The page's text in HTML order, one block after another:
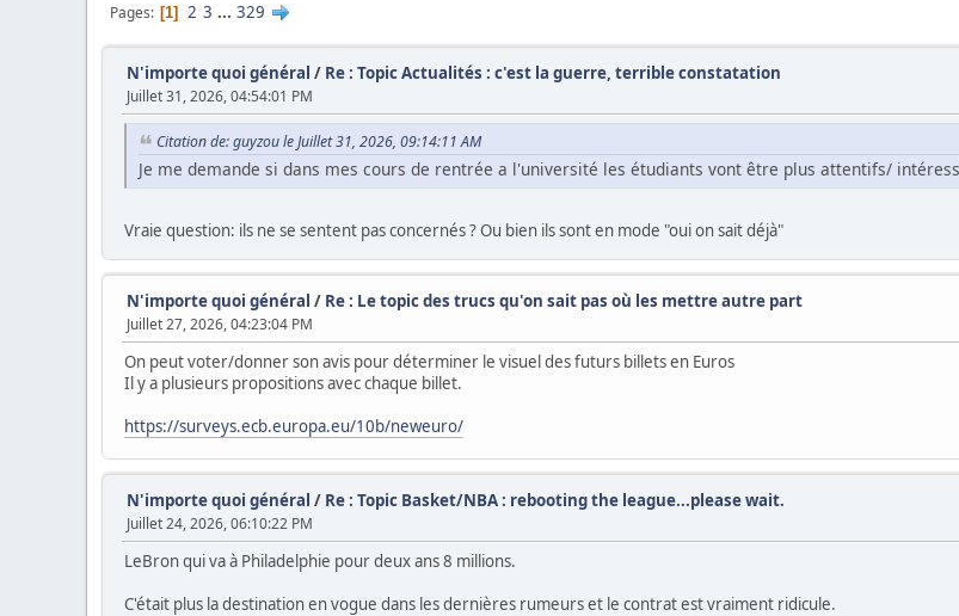
Pages 1 2 3 ... 329
N'importe quoi général / Re : Topic Actualités : c'est la guerre, terrible constatation
Juillet 31, 2026, 04:54:01 PM
Citation de: guyzou le Juillet 31, 2026, 09:14:11 AM
Je me demande si dans mes cours de rentrée a l'université les étudiants vont être plus attentifs/
Vraie question: ils ne se sentent pas concernés ? Ou bien ils sont en mode "oui on sait déjà"
N'importe quoi général / Re : Le topic des trucs qu'on sait pas où les mettre autre part
Juillet 27, 2026, 04:23:04 PM
On peut voter/donner son avis pour déterminer le visuel des futurs billets en Euros
Il y a plusieurs propositions avec chaque billet.
https://surveys.ecb.europa.eu/10b/neweuro/
N'importe quoi général / Re : Topic Basket/NBA : rebooting the league...please wait.
Juillet 24, 2026, 06:10:22 PM
LeBron qui va à Philadelphie pour deux ans 8 millions.
C'était plus la destination en vogue dans les dernières rumeurs et le contrat est vraiment ridicule.